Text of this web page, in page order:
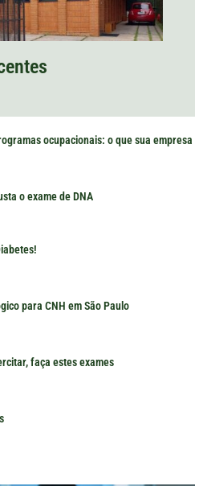
ocupacionais: o que sua empresa
o exame de DNA
para CNH em São Paulo
faça estes exames